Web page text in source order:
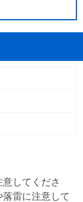
してくださ
雷に注意して